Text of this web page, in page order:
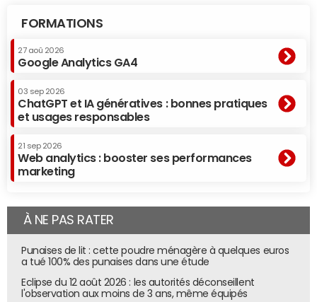
FORMATIONS
27 aoû 2026
Google Analytics GA4
03 sep 2026
ChatGPT et IA génératives : bonnes pratiques
et usages responsables
21 sep 2026
Web analytics : booster ses performances
marketing
À NE PAS RATER
Punaises de lit : cette poudre ménagère à quelques euros
a tué 100% des punaises dans une étude
Eclipse du 12 août 2026 : les autorités déconseillent
l'observation aux moins de 3 ans, même équipés